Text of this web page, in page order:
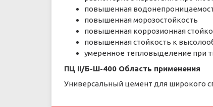
повышенная
повышенная морозостойкость
повышенная коррозионная
повышенная стойкость к
умеренное тепловыделение при
ПЦ II/Б-Ш-400 Область применения
Универсальный цемент для широкого